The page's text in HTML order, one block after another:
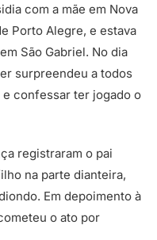
com a mãe em Nova
Porto Alegre, e estava
São Gabriel. No dia
surpreendeu a todos
confessar ter jogado o
registraram o pai
na parte dianteira,
Em depoimento à
o ato por